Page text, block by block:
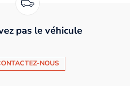
pas le véhicule
NOUS